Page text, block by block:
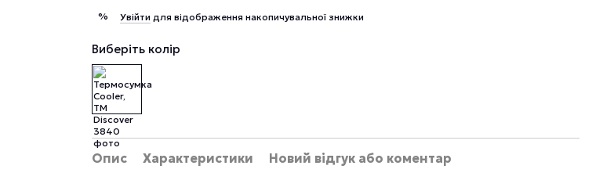
% Увійти для відображення накопичувальної знижки
Виберіть колір
Опис Характеристики Новий відгук або коментар